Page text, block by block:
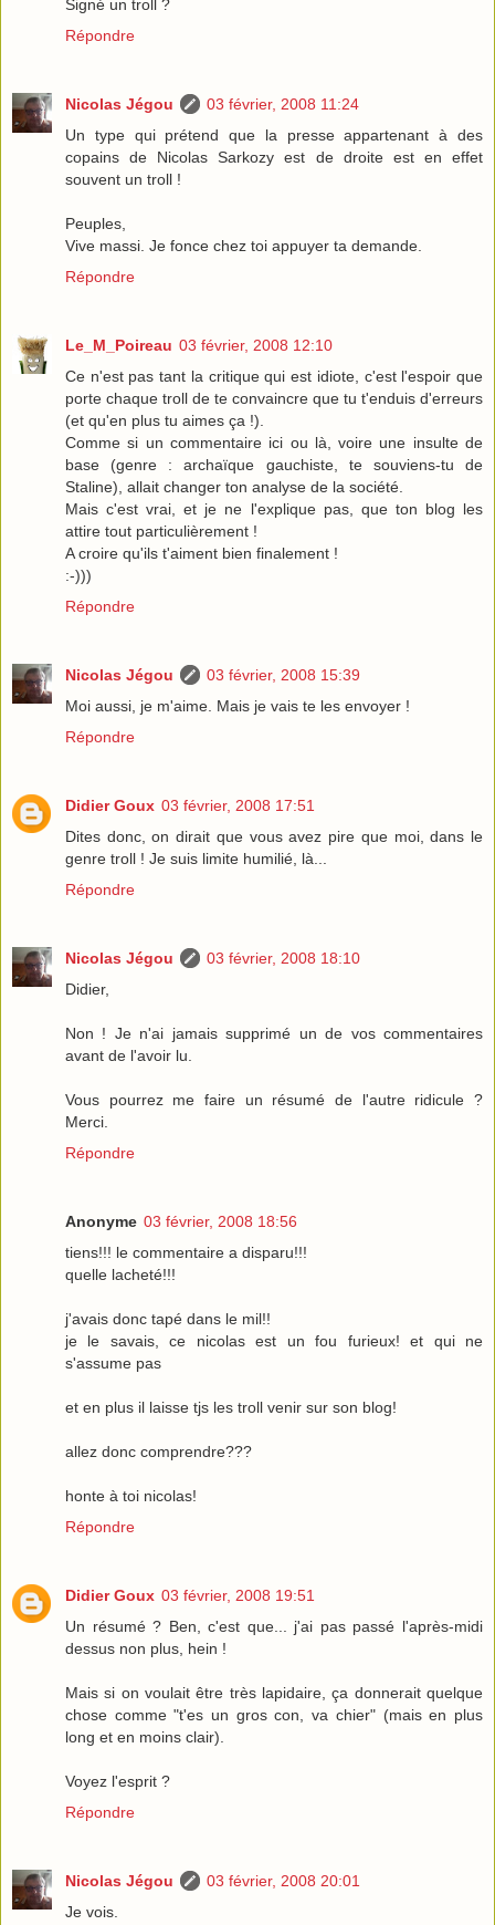
Signé un troll ?
Répondre
Nicolas Jégou
03 février, 2008 11:24
Un type qui prétend que la presse appartenant à des
copains de Nicolas Sarkozy est de droite est en effet
souvent un troll !
Peuples,
Vive massi. Je fonce chez toi appuyer ta demande.
Répondre
Le_M_Poireau 03 février, 2008 12:10
Ce n'est pas tant la critique qui est idiote, c'est l'espoir que
porte chaque troll de te convaincre que tu t'enduis d'erreurs
(et qu'en plus tu aimes ça !).
Comme si un commentaire ici ou là, voire une insulte de
base (genre : archaïque gauchiste, te souviens-tu de
Staline), allait changer ton analyse de la société.
Mais c'est vrai, et je ne l'explique pas, que ton blog les
attire tout particulièrement !
A croire qu'ils t'aiment bien finalement !
:-)))
Répondre
Nicolas Jégou
03 février, 2008 15:39
Moi aussi, je m'aime. Mais je vais te les envoyer !
Répondre
Didier Goux 03 février, 2008 17:51
Dites donc, on dirait que vous avez pire que moi, dans le
genre troll ! Je suis limite humilié, là...
Répondre
Nicolas Jégou
03 février, 2008 18:10
Didier,
Non ! Je n'ai jamais supprimé un de vos commentaires
avant de l'avoir lu.
Vous pourrez me faire un résumé de l'autre ridicule ?
Merci.
Répondre
Anonyme 03 février, 2008 18:56
tiens!!! le commentaire a disparu!!!
quelle lacheté!!!
j'avais donc tapé dans le mil!!
je le savais, ce nicolas est un fou furieux! et qui ne
s'assume pas
et en plus il laisse tjs les troll venir sur son blog!
allez donc comprendre???
honte à toi nicolas!
Répondre
Didier Goux 03 février, 2008 19:51
Un résumé ? Ben, c'est que... j'ai pas passé l'après-midi
dessus non plus, hein !
Mais si on voulait être très lapidaire, ça donnerait quelque
chose comme "t'es un gros con, va chier" (mais en plus
long et en moins clair).
Voyez l'esprit ?
Répondre
Nicolas Jégou
03 février, 2008 20:01
Je vois.